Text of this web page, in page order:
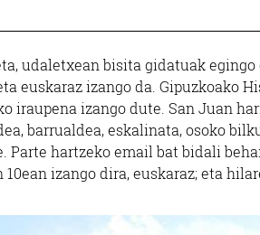
udaletxean bisita gidatuak
euskaraz izango da.
iraupena izango dute. San Juan
barrualdea, eskalinata, osoko
Parte hartzeko email bat bidali
izango dira, euskaraz; eta